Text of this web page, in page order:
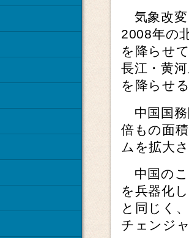
気象改変
2008年の
を降らせ
長江・黄
を降らせ
中国国務
倍もの面
ムを拡大
中国のこ
を兵器化
と同じく
チェンジ